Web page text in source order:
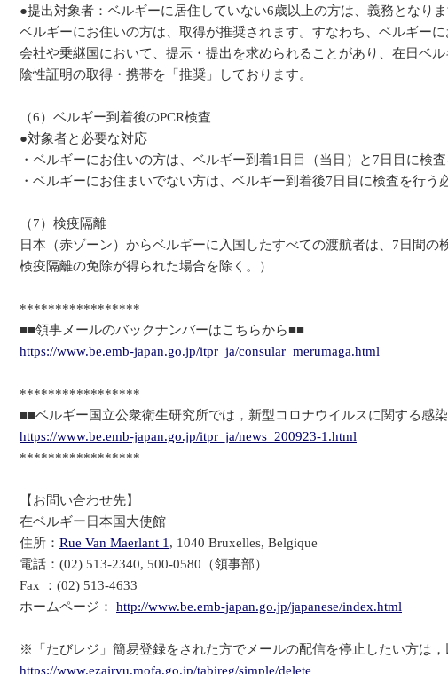
●提出対象者：ベルギーに居住していない6歳以上の方は、義務となりま
ベルギーにお住いの方は、取得が推奨されます。すなわち、ベルギー
会社や乗継国において、提示・提出を求められることがあり、在日ベ
陰性証明の取得・携帯を「推奨」しております。
（6）ベルギー到着後のPCR検査
●対象者と必要な対応
・ベルギーにお住いの方は、ベルギー到着1日目（当日）と7日目に検査
・ベルギーにお住まいでない方は、ベルギー到着後7日目に検査を行う
（7）検疫隔離
日本（赤ゾーン）からベルギーに入国したすべての渡航者は、7日間
検疫隔離の免除が得られた場合を除く。）
*****************
■■領事メールのバックナンバーはこちらから■■
https://www.be.emb-japan.go.jp/itpr_ja/consular_merumaga.html
*****************
■■ベルギー国立公衆衛生研究所では，新型コロナウイルスに関する感
https://www.be.emb-japan.go.jp/itpr_ja/news_200923-1.html
*****************
【お問い合わせ先】
在ベルギー日本国大使館
住所： Rue Van Maerlant 1 , 1040 Bruxelles, Belgique
電話：(02) 513-2340, 500-0580（領事部）
Fax ：(02) 513-4633
ホームページ： http://www.be.emb-japan.go.jp/japanese/index.html
※「たびレジ」簡易登録をされた方でメールの配信を停止したい方は
https://www.ezairyu.mofa.go.jp/tabireg/simple/delete